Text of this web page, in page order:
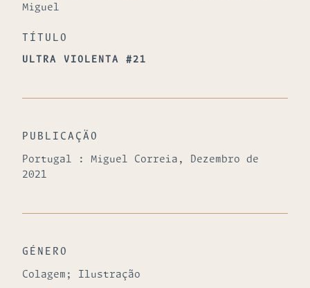
Miguel
TÍTULO
ULTRA VIOLENTA #21
PUBLICAÇÃO
Portugal : Miguel Correia, Dezembro de
2021
GÉNERO
Colagem; Ilustração